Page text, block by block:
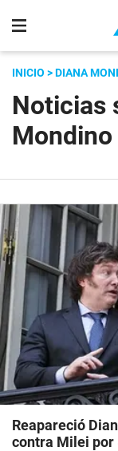
INICIO > DIANA
Noticias
Mondino
Reapareció
contra Milei por